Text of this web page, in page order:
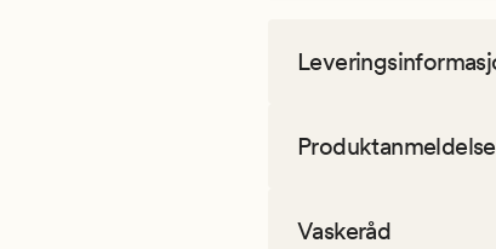
Vaskeråd